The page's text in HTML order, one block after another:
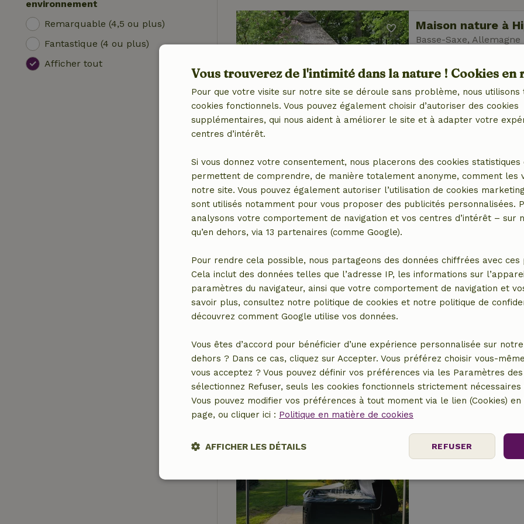
Maison nature à
Basse-Saxe, Allemagne
Maison nature à
Basse-Saxe, Allemagne
3 personnes1
Maison nature à
Basse-Saxe, Allemagne
Basse-Saxe, Allemagne
4 personnes2
environnement
Remarquable (4,5 ou plus)
Fantastique (4 ou plus)
Afficher tout
Vous trouverez de l'intimité dans la nature ! Cookies en
Pour que votre visite sur notre site se déroule sans problème, nous utilisons
cookies fonctionnels. Vous pouvez également choisir d’autoriser des cookies
supplémentaires, qui nous aident à améliorer le site et à adapter votre
centres d’intérêt.
Si vous donnez votre consentement, nous placerons des cookies statistiques
permettent de comprendre, de manière totalement anonyme, comment les
notre site. Vous pouvez également autoriser l’utilisation de cookies
sont utilisés notamment pour vous proposer des publicités personnalisées.
analysons votre comportement de navigation et vos centres d’intérêt – sur
qu’en dehors, via 13 partenaires (comme Google).
Pour rendre cela possible, nous partageons des données chiffrées avec ces
Cela inclut des données telles que l’adresse IP, les informations sur
paramètres du navigateur, ainsi que votre comportement de navigation et
savoir plus, consultez notre politique de cookies et notre politique de
découvrez comment Google utilise vos données.
Vous êtes d’accord pour bénéficier d’une expérience personnalisée sur
dehors ? Dans ce cas, cliquez sur Accepter. Vous préférez choisir vous-
vous acceptez ? Vous pouvez définir vos préférences via les Paramètres des
sélectionnez Refuser, seuls les cookies fonctionnels strictement
Vous pouvez modifier vos préférences à tout moment via le lien (Cookies) en
page, ou cliquer ici : Politique en matière de cookies
REFUSER
AFFICHER LES DÉTAILS
Strictement
nécessaires
Performance Ciblage